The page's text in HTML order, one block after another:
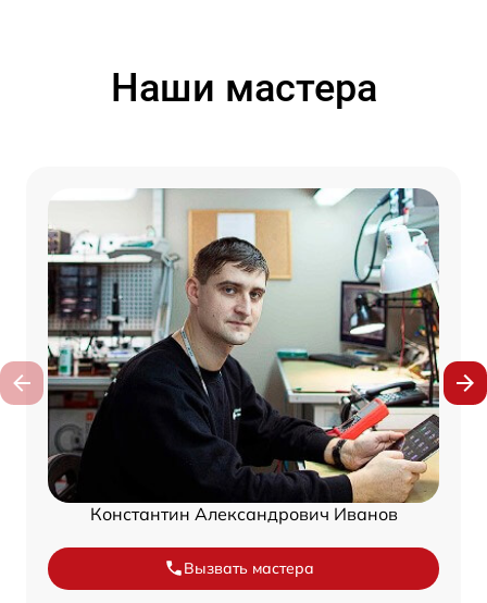
Наши мастера
Константин Александрович Иванов
Вызвать мастера